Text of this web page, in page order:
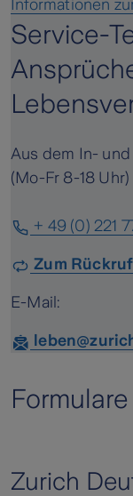
Informationen
Service-
Aus dem In-
(Mo-Fr 8-18 Uhr)
+ 49 (0) 221
Zum
E-Mail:
Zurich